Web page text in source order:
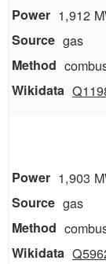
1,912
gas
1,903
gas